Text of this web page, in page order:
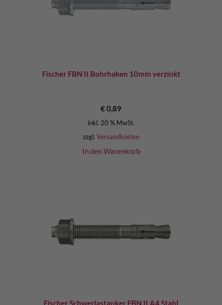
Fischer FBN II Bohrhaken 10mm verzinkt
€0,89
inkl. 20 % MwSt.
zzgl. Versandkosten
In den Warenkorb
Fischer Schwerlastanker FBN II A4 Stahl